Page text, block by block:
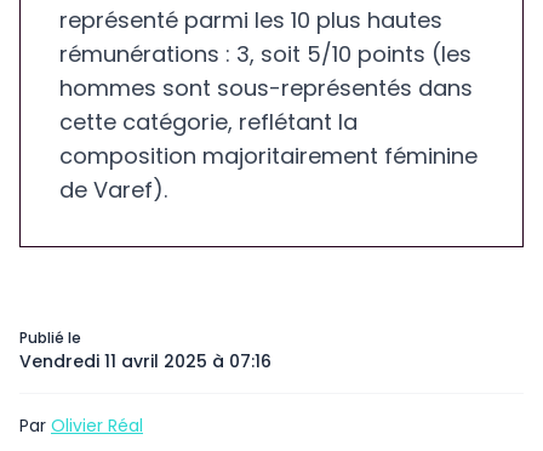
Publié le
Vendredi 11 avril 2025 à 07:16
Par Olivier Réal
représenté parmi les 10 plus hautes
rémunérations : 3, soit 5/10 points (les
hommes sont sous-représentés dans
cette catégorie, reflétant la
composition majoritairement féminine
de Varef).